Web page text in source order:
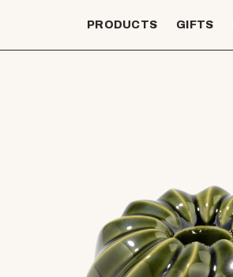
PRODUCTS GIFTS